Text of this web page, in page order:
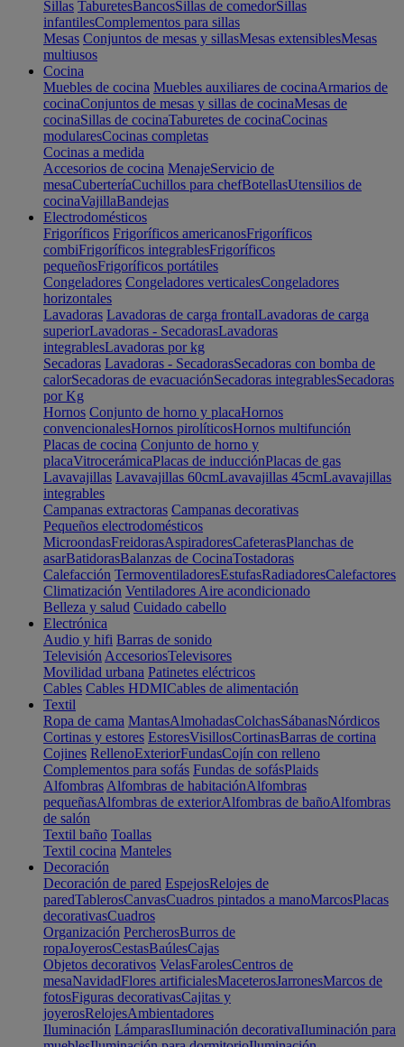
Sillas TaburetesBancosSillas de comedorSillas
infantilesComplementos para sillas
Mesas Conjuntos de mesas y sillasMesas extensiblesMesas
multiusos
Cocina
Muebles de cocina Muebles auxiliares de cocinaArmarios de
cocinaConjuntos de mesas y sillas de cocinaMesas de
cocinaSillas de cocinaTaburetes de cocinaCocinas
modularesCocinas completas
Cocinas a medida
Accesorios de cocina MenajeServicio de
mesaCuberteríaCuchillos para chefBotellasUtensilios de
cocinaVajillaBandejas
Electrodomésticos
Frigoríficos Frigoríficos americanosFrigoríficos
combiFrigoríficos integrablesFrigoríficos
pequeñosFrigoríficos portátiles
Congeladores Congeladores verticalesCongeladores
horizontales
Lavadoras Lavadoras de carga frontalLavadoras de carga
superiorLavadoras - SecadorasLavadoras
integrablesLavadoras por kg
Secadoras Lavadoras - SecadorasSecadoras con bomba de
calorSecadoras de evacuaciónSecadoras integrablesSecadoras
por Kg
Hornos Conjunto de horno y placaHornos
convencionalesHornos pirolíticosHornos multifunción
Placas de cocina Conjunto de horno y
placaVitrocerámicaPlacas de inducciónPlacas de gas
Lavavajillas Lavavajillas 60cmLavavajillas 45cmLavavajillas
integrables
Campanas extractoras Campanas decorativas
Pequeños electrodomésticos
MicroondasFreidorasAspiradoresCafeterasPlanchas de
asarBatidorasBalanzas de CocinaTostadoras
Calefacción TermoventiladoresEstufasRadiadoresCalefactores
Climatización Ventiladores Aire acondicionado
Belleza y salud Cuidado cabello
Electrónica
Audio y hifi Barras de sonido
Televisión AccesoriosTelevisores
Movilidad urbana Patinetes eléctricos
Cables Cables HDMICables de alimentación
Textil
Ropa de cama MantasAlmohadasColchasSábanasNórdicos
Cortinas y estores EstoresVisillosCortinasBarras de cortina
Cojines RellenoExteriorFundasCojín con relleno
Complementos para sofás Fundas de sofásPlaids
Alfombras Alfombras de habitaciónAlfombras
pequeñasAlfombras de exteriorAlfombras de bañoAlfombras
de salón
Textil baño Toallas
Textil cocina Manteles
Decoración
Decoración de pared EspejosRelojes de
paredTablerosCanvasCuadros pintados a manoMarcosPlacas
decorativasCuadros
Organización PercherosBurros de
ropaJoyerosCestasBaúlesCajas
Objetos decorativos VelasFarolesCentros de
mesaNavidadFlores artificialesMaceterosJarronesMarcos de
fotosFiguras decorativasCajitas y
joyerosRelojesAmbientadores
Iluminación LámparasIluminación decorativaIluminación para